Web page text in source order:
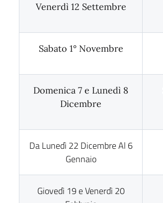
Venerdì 12 Settembre
Sabato 1° Novembre
Domenica 7 e Lunedì 8
Dicembre
Da Lunedì 22 Dicembre Al 6
Gennaio
Giovedì 19 e Venerdì 20